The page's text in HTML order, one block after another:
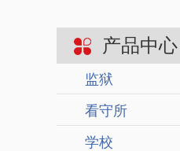
产品中心
监狱
看守所
学校